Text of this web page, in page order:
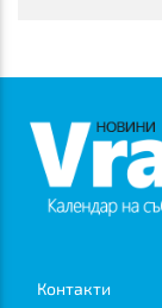
Контакти